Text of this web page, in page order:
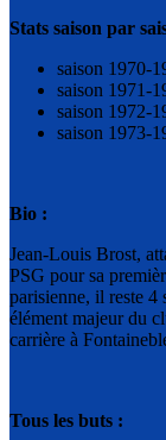
Stats saison par
saison 1970-
saison 1971-
saison 1972-
saison 1973-
Bio :
Jean-Louis Brost,
PSG pour sa
parisienne, il reste 4
élément majeur du
carrière à
Tous les buts :